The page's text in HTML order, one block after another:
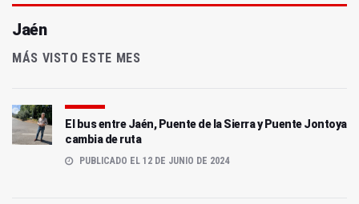
Jaén
MÁS VISTO ESTE MES
El bus entre Jaén, Puente de la Sierra y Puente Jontoya
cambia de ruta
PUBLICADO EL 12 DE JUNIO DE 2024